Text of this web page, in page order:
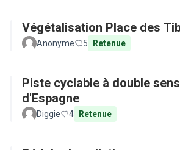
Végétalisation Place des
Anonyme 5 Retenue
Piste cyclable à double
d'Espagne
Diggie 4 Retenue